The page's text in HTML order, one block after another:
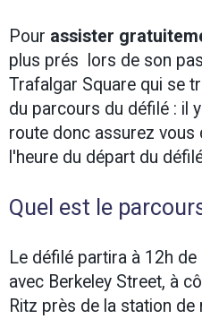
Pour assister
plus prés lors de son
Trafalgar Square qui se
du parcours du défilé : il
route donc assurez vous
l'heure du départ du
Quel est le
Le défilé partira à 12h
avec Berkeley Street, à
Ritz près de la station de